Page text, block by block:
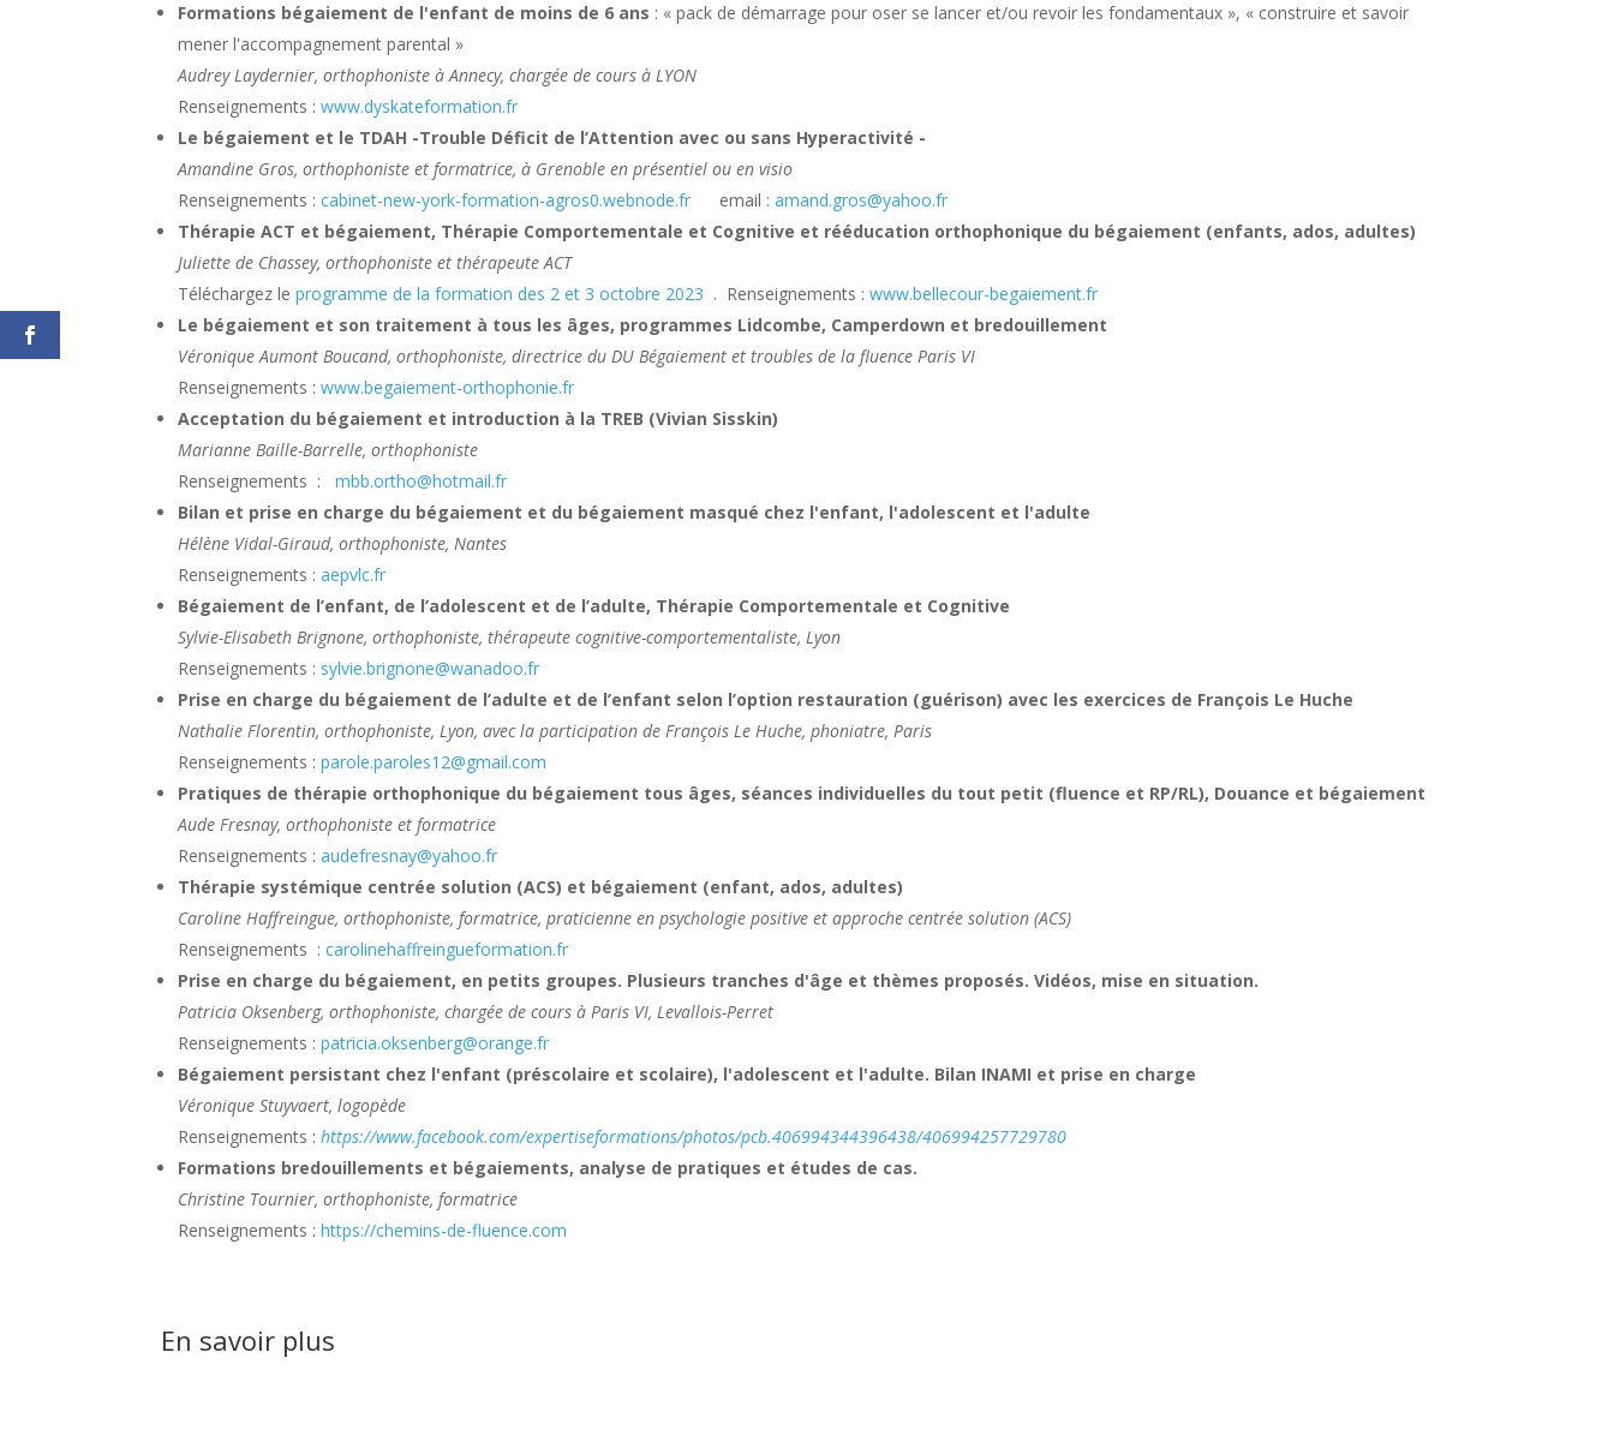
Formations bégaiement de l'enfant de moins de 6 ans : « pack de démarrage pour oser se lancer et/ou revoir les fondamentaux », « construire et savoir
mener l'accompagnement parental »
Audrey Laydernier, orthophoniste à Annecy, chargée de cours à LYON
Renseignements :www.dyskateformation.fr
Le bégaiement et le TDAH -Trouble Déficit de l’Attention avec ou sans Hyperactivité -
Amandine Gros, orthophoniste et formatrice, à Grenoble en présentiel ou en visio
Renseignements :cabinet-new-york-formation-agros0.webnode.fr email :amand.gros@yahoo.fr
Thérapie ACT et bégaiement, Thérapie Comportementale et Cognitive et rééducation orthophonique du bégaiement (enfants, ados, adultes)
Juliette de Chassey, orthophoniste et thérapeute ACT
Téléchargez leprogramme de la formation des 2 et 3 octobre 2023 . Renseignements :www.bellecour-begaiement.fr
Le bégaiement et son traitement à tous les âges, programmes Lidcombe, Camperdown et bredouillement
Véronique Aumont Boucand, orthophoniste, directrice du DU Bégaiement et troubles de la fluence Paris VI
Renseignements :www.begaiement-orthophonie.fr
Acceptation du bégaiement et introduction à la TREB (Vivian Sisskin)
Marianne Baille-Barrelle, orthophoniste
Renseignements :mbb.ortho@hotmail.fr
Bilan et prise en charge du bégaiement et du bégaiement masqué chez l'enfant, l'adolescent et l'adulte
Hélène Vidal-Giraud, orthophoniste, Nantes
Renseignements :aepvlc.fr
Bégaiement de l’enfant, de l’adolescent et de l’adulte, Thérapie Comportementale et Cognitive
Sylvie-Elisabeth Brignone, orthophoniste, thérapeute cognitive-comportementaliste, Lyon
Renseignements : sylvie.brignone@wanadoo.fr
Prise en charge du bégaiement de l’adulte et de l’enfant selon l’option restauration (guérison) avec les exercices de François Le Huche
Nathalie Florentin, orthophoniste, Lyon, avec la participation de François Le Huche, phoniatre, Paris
Renseignements :parole.paroles12@gmail.com
Pratiques de thérapie orthophonique du bégaiement tous âges, séances individuelles du tout petit (fluence et RP/RL), Douance et bégaiement
Aude Fresnay, orthophoniste et formatrice
Renseignements :audefresnay@yahoo.fr
Thérapie systémique centrée solution (ACS) et bégaiement (enfant, ados, adultes)
Caroline Haffreingue, orthophoniste, formatrice, praticienne en psychologie positive et approche centrée solution (ACS)
Renseignements :carolinehaffreingueformation.fr
Prise en charge du bégaiement, en petits groupes. Plusieurs tranches d'âge et thèmes proposés. Vidéos, mise en situation.
Patricia Oksenberg, orthophoniste, chargée de cours à Paris VI, Levallois-Perret
Renseignements :patricia.oksenberg@orange.fr
Bégaiement persistant chez l'enfant (préscolaire et scolaire), l'adolescent et l'adulte. Bilan INAMI et prise en charge
Véronique Stuyvaert, logopède
Renseignements :https://www.facebook.com/expertiseformations/photos/pcb.406994344396438/406994257729780
Formations bredouillements et bégaiements, analyse de pratiques et études de cas.
Christine Tournier, orthophoniste, formatrice
Renseignements :https://chemins-de-fluence.com
En savoir plus